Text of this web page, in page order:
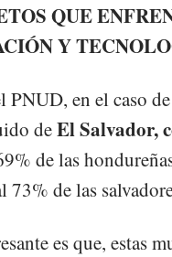
QUE
Y
PNUD, en el caso de
deEl Salvador,
de las
73% de las
es que, estas